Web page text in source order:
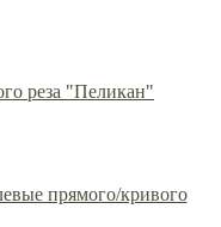
реза "Пеликан"
прямого/кривого